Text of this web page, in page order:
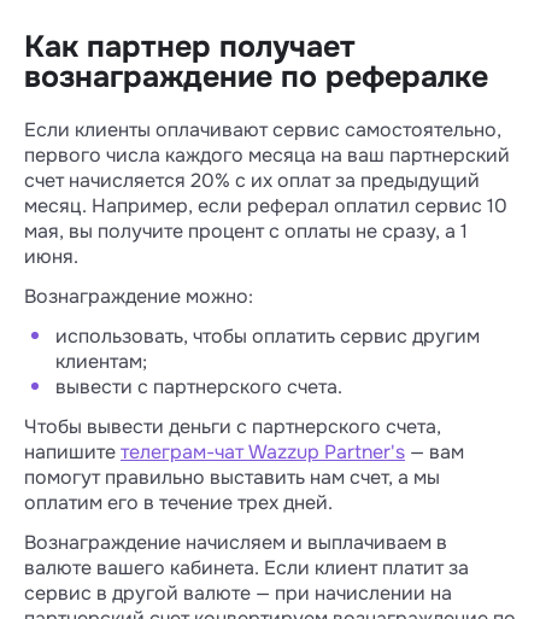
Как партнер получает
вознаграждение по рефералке
Если клиенты оплачивают сервис самостоятельно,
первого числа каждого месяца на ваш партнерский
счет начисляется 20% с их оплат за предыдущий
месяц. Например, если реферал оплатил сервис 10
мая, вы получите процент с оплаты не сразу, а 1
июня.
Вознаграждение можно:
использовать, чтобы оплатить сервис другим
клиентам;
вывести с партнерского счета.
Чтобы вывести деньги с партнерского счета,
напишитетелеграм-чат Wazzup Partner's — вам
помогут правильно выставить нам счет, а мы
оплатим его в течение трех дней.
Вознаграждение начисляем и выплачиваем в
валюте вашего кабинета. Если клиент платит за
сервис в другой валюте — при начислении на